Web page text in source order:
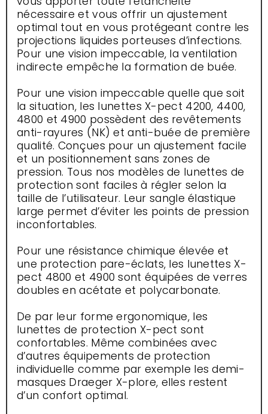
nécessaire et vous offrir un ajustement
optimal tout en vous protégeant contre les
projections liquides porteuses d’infections.
Pour une vision impeccable, la ventilation
indirecte empêche la formation de buée.
Pour une vision impeccable quelle que soit
la situation, les lunettes X-pect 4200, 4400,
4800 et 4900 possèdent des revêtements
anti-rayures (NK) et anti-buée de première
qualité. Conçues pour un ajustement facile
et un positionnement sans zones de
pression. Tous nos modèles de lunettes de
protection sont faciles à régler selon la
taille de l’utilisateur. Leur sangle élastique
large permet d’éviter les points de pression
inconfortables.
Pour une résistance chimique élevée et
une protection pare-éclats, les lunettes X-
pect 4800 et 4900 sont équipées de verres
doubles en acétate et polycarbonate.
De par leur forme ergonomique, les
lunettes de protection X-pect sont
confortables. Même combinées avec
d’autres équipements de protection
individuelle comme par exemple les demi-
masques Draeger X-plore, elles restent
d’un confort optimal.